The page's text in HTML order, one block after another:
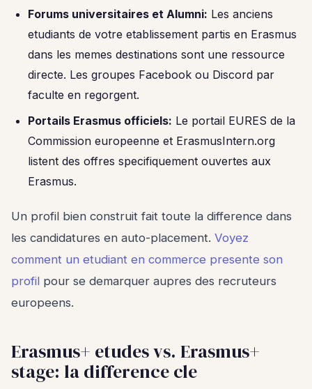
Forums universitaires et Alumni: Les anciens
etudiants de votre etablissement partis en Erasmus
dans les memes destinations sont une ressource
directe. Les groupes Facebook ou Discord par
faculte en regorgent.
Portails Erasmus officiels: Le portail EURES de la
Commission europeenne et ErasmusIntern.org
listent des offres specifiquement ouvertes aux
Erasmus.
Un profil bien construit fait toute la difference dans
les candidatures en auto-placement. Voyez
comment un etudiant en commerce presente son
profil pour se demarquer aupres des recruteurs
europeens.
Erasmus+ etudes vs. Erasmus+
stage: la difference cle